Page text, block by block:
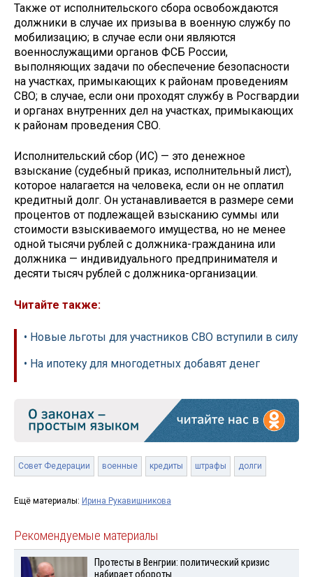
Также от исполнительского сбора освобождаются
должники в случае их призыва в военную службу по
мобилизацию; в случае если они являются
военнослужащими органов ФСБ России,
выполняющих задачи по обеспечение безопасности
на участках, примыкающих к районам проведениям
СВО; в случае, если они проходят службу в Росгвардии
и органах внутренних дел на участках, примыкающих
к районам проведения СВО.
Исполнительский сбор (ИС) — это денежное
взыскание (судебный приказ, исполнительный лист),
которое налагается на человека, если он не оплатил
кредитный долг. Он устанавливается в размере семи
процентов от подлежащей взысканию суммы или
стоимости взыскиваемого имущества, но не менее
одной тысячи рублей с должника-гражданина или
должника — индивидуального предпринимателя и
десяти тысяч рублей с должника-организации.
Читайте также:
• Новые льготы для участников СВО вступили в силу
• На ипотеку для многодетных добавят денег
Совет Федерации военные кредиты штрафы долги
Ещё материалы: Ирина Рукавишникова
Рекомендуемые материалы
Протесты в Венгрии: политический кризис